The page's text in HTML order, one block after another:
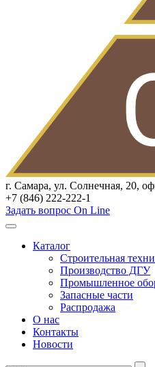
г. Самара, ул. Солнечная, 20,
+7 (846) 222-222-1
Задать вопрос On Line
Каталог
Строительная
Производство ДГУ
Промышленное
Запасные части
Распродажа
О нас
Контакты
Новости